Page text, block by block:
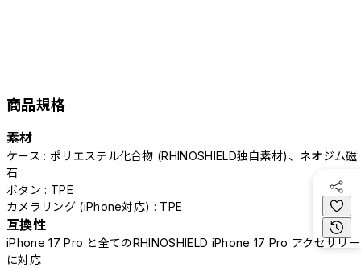
商品規格
素材
ケース : ポリエステル化合物 (RHINOSHIELD独自素材)、ネオジム磁
石
ボタン : TPE
カメラリング (iPhone対応) : TPE
互換性
iPhone 17 Pro と全てのRHINOSHIELD iPhone 17 Pro アクセサリー
に対応